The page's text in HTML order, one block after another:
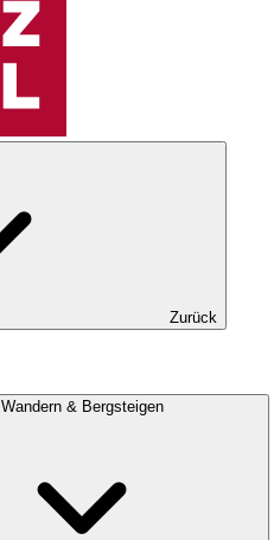
Zurück
Wandern & Bergsteigen